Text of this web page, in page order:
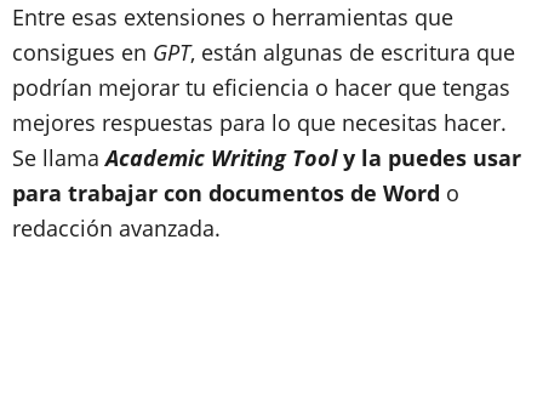
Entre esas extensiones o herramientas que
consigues en GPT, están algunas de escritura que
podrían mejorar tu eficiencia o hacer que tengas
mejores respuestas para lo que necesitas hacer.
Se llamaAcademic Writing Tooly la puedes usar
para trabajar con documentos de Word o
redacción avanzada.